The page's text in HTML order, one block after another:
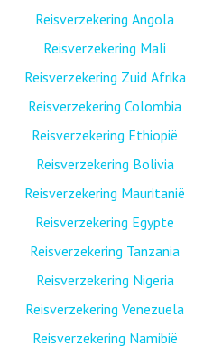
Reisverzekering Angola
Reisverzekering Mali
Reisverzekering Zuid Afrika
Reisverzekering Colombia
Reisverzekering Ethiopië
Reisverzekering Bolivia
Reisverzekering Mauritanië
Reisverzekering Egypte
Reisverzekering Tanzania
Reisverzekering Nigeria
Reisverzekering Venezuela
Reisverzekering Namibië